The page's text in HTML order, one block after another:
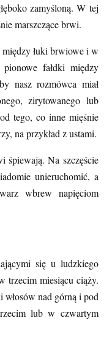
zamyśloną. W tej
marszczące brwi.
łuki brwiowe i w
fałdki między
nasz rozmówca miał
zirytowanego lub
tego, co inne mięśnie
na przykład z ustami.
śpiewają. Na szczęście
unieruchomić, a
wbrew napięciom
się u ludzkiego
trzecim miesiącu ciąży.
nad górną i pod
lub w czwartym